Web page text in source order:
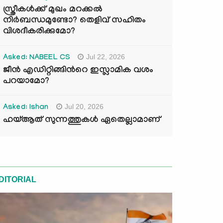
സ്ത്രീകൾക്ക് മുഖം മറക്കൽ
നിർബന്ധമുണ്ടോ? തെളിവ് സഹിതം
വിശദീകരിക്കുമോ?
Asked: NABEEL CS Jul 22, 2026
ജീൻ എഡിറ്റിങ്ങിന്‍റെ ഇസ്ലാമിക വശം
പറയാമോ?
Asked: Ishan Jul 20, 2026
ഹയ്ആത് സുന്നത്തുകൾ ഏതെല്ലാമാണ്